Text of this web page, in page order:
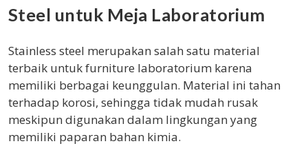
Steel untuk Meja Laboratorium
Stainless steel merupakan salah satu material
terbaik untuk furniture laboratorium karena
memiliki berbagai keunggulan. Material ini tahan
terhadap korosi, sehingga tidak mudah rusak
meskipun digunakan dalam lingkungan yang
memiliki paparan bahan kimia.